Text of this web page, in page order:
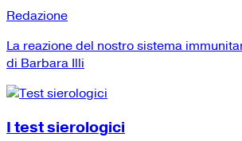
Redazione
La reazione del nostro sistema
di Barbara Illi
I test sierologici